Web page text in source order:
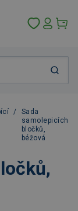
/
Sada
samolepicích
bločků,
béžová